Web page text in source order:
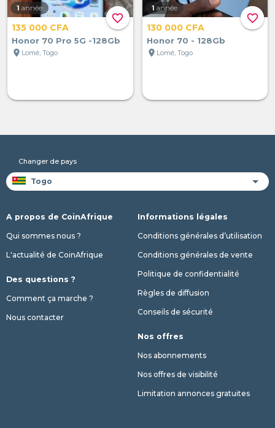
favorite_border
1 année
135 000 CFA
Honor 70 Pro 5G -128Gb
location_on Lomé, Togo
favorite_border
1 année
130 000 CFA
Honor 70 - 128Gb
location_on Lomé, Togo
Changer de pays
A propos de CoinAfrique
Qui sommes nous ?
L'actualité de CoinAfrique
Des questions ?
Comment ça marche ?
Nous contacter
Informations légales
Conditions générales d’utilisation
Conditions générales de vente
Politique de confidentialité
Règles de diffusion
Conseils de sécurité
Nos offres
Nos abonnements
Nos offres de visibilité
Limitation annonces gratuites